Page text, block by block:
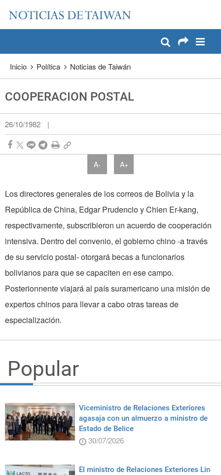
Pase a contenido principal
Inicio Política Noticias de Taiwán
COOPERACION POSTAL
26/10/1982 |
A- A+
Los directores generales de los correos de Bolivia y la
República de China, Edgar Prudencio y Chien Er-kang,
respectivamente, subscribieron un acuerdo de cooperación
intensiva. Dentro del convenio, el gobierno chino -a través
de su servicio postal- otorgará becas a funcionarios
bolivianos para que se capaciten en ese campo.
Posterionnente viajará al país suramericano una misión de
expertos chinos para llevar a cabo otras tareas de
especialización.
Popular
Viceministro de Relaciones Exteriores
agasaja con un almuerzo a ministro de
Estado de Belice
30/07/2026
El ministro de Relaciones Exteriores Lin